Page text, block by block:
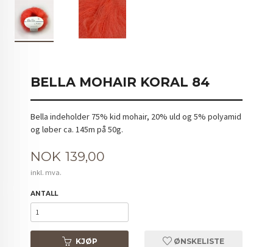
BELLA MOHAIR KORAL 84
Bella indeholder 75% kid mohair, 20% uld og 5% polyamid
og løber ca. 145m på 50g.
Pris
NOK 139,00
inkl. mva.
ANTALL
KJØP ØNSKELISTE